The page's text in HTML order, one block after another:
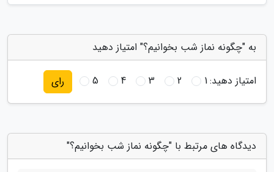
به "چگونه نماز شب بخوانیم؟" امتیاز دهید
امتیاز دهید:1
2
3
4
5 رای
دیدگاه های مرتبط با "چگونه نماز شب بخوانیم؟"